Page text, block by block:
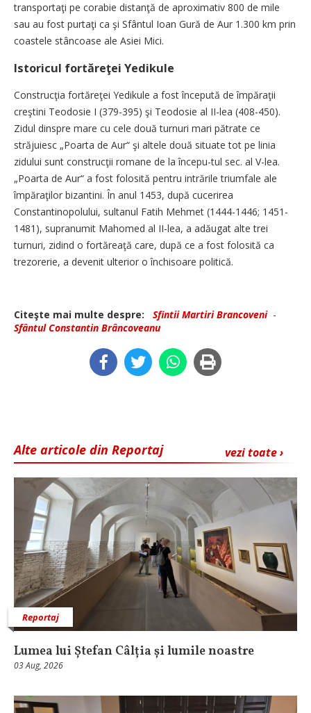
transportaţi pe corabie distanţă de aproximativ 800 de mile
sau au fost purtaţi ca şi Sfântul Ioan Gură de Aur 1.300 km prin
coastele stâncoase ale Asiei Mici.
Istoricul fortăreţei Yedikule
Construcţia fortăreţei Yedikule a fost începută de împăraţii
creştini Teodosie I (379-395) şi Teodosie al II-lea (408-450).
Zidul dinspre mare cu cele două turnuri mari pătrate ce
străjuiesc „Poarta de Aur“ şi altele două situate tot pe linia
zidului sunt construcţii romane de la începu-tul sec. al V-lea.
„Poarta de Aur“ a fost folosită pentru intrările triumfale ale
împăraţilor bizantini. În anul 1453, după cucerirea
Constantinopolului, sultanul Fatih Mehmet (1444-1446; 1451-
1481), supranumit Mahomed al II-lea, a adăugat alte trei
turnuri, zidind o fortăreaţă care, după ce a fost folosită ca
trezorerie, a devenit ulterior o închisoare politică.
Citeşte mai multe despre: Sfintii Martiri Brancoveni-
Sfântul Constantin Brâncoveanu
vezi toate ›
Alte articole din Reportaj
Reportaj
Lumea lui Ștefan Câlția și lumile noastre
03 Aug, 2026